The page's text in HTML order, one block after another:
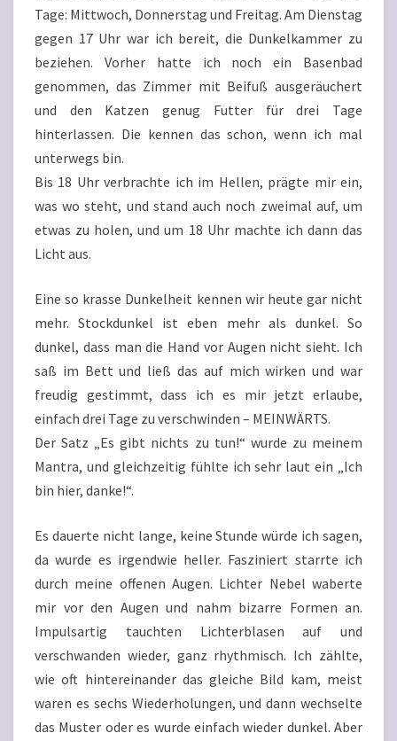
Tage: Mittwoch, Donnerstag und Freitag. Am Dienstag
gegen 17 Uhr war ich bereit, die Dunkelkammer zu
beziehen. Vorher hatte ich noch ein Basenbad
genommen, das Zimmer mit Beifuß ausgeräuchert
und den Katzen genug Futter für drei Tage
hinterlassen. Die kennen das schon, wenn ich mal
unterwegs bin.
Bis 18 Uhr verbrachte ich im Hellen, prägte mir ein,
was wo steht, und stand auch noch zweimal auf, um
etwas zu holen, und um 18 Uhr machte ich dann das
Licht aus.
Eine so krasse Dunkelheit kennen wir heute gar nicht
mehr. Stockdunkel ist eben mehr als dunkel. So
dunkel, dass man die Hand vor Augen nicht sieht. Ich
saß im Bett und ließ das auf mich wirken und war
freudig gestimmt, dass ich es mir jetzt erlaube,
einfach drei Tage zu verschwinden – MEINWÄRTS.
Der Satz „Es gibt nichts zu tun!“ wurde zu meinem
Mantra, und gleichzeitig fühlte ich sehr laut ein „Ich
bin hier, danke!“.
Es dauerte nicht lange, keine Stunde würde ich sagen,
da wurde es irgendwie heller. Fasziniert starrte ich
durch meine offenen Augen. Lichter Nebel waberte
mir vor den Augen und nahm bizarre Formen an.
Impulsartig tauchten Lichterblasen auf und
verschwanden wieder, ganz rhythmisch. Ich zählte,
wie oft hintereinander das gleiche Bild kam, meist
waren es sechs Wiederholungen, und dann wechselte
das Muster oder es wurde einfach wieder dunkel. Aber